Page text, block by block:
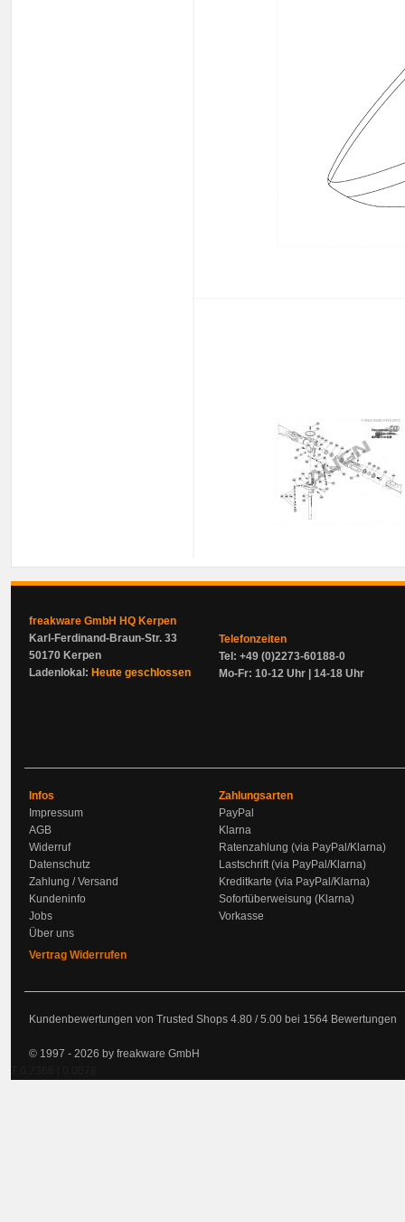
freakware GmbH HQ Kerpen
Karl-Ferdinand-Braun-Str. 33
50170 Kerpen
Ladenlokal: Heute geschlossen
Telefonzeiten
Tel: +49 (0)2273-60188-0
Mo-Fr: 10-12 Uhr | 14-18 Uhr
Infos
Impressum
AGB
Widerruf
Datenschutz
Zahlung / Versand
Kundeninfo
Jobs
Über uns
Vertrag Widerrufen
Zahlungsarten
PayPal
Klarna
Ratenzahlung (via PayPal/Klarna)
Lastschrift (via PayPal/Klarna)
Kreditkarte (via PayPal/Klarna)
Sofortüberweisung (Klarna)
Vorkasse
Kundenbewertungen von Trusted Shops 4.80 /5.00 bei 1564 Bewertungen
© 1997 - 2026 by freakware GmbH